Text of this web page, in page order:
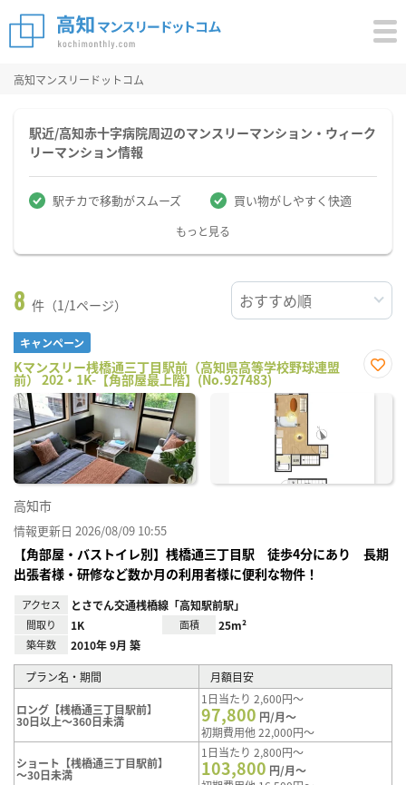
高知マンスリードットコム
駅近/高知赤十字病院周辺のマンスリーマンション・ウィーク
リーマンション情報
駅チカで移動がスムーズ 買い物がしやすく快適
もっと見る
8 件（1/1ページ）
キャンペーン
Kマンスリー桟橋通三丁目駅前（高知県高等学校野球連盟
前） 202・1K-【角部屋最上階】(No.927483)
に入
高知市
情報更新日 2026/08/09 10:55
【角部屋・バストイレ別】桟橋通三丁目駅 徒歩4分にあり 長期
出張者様・研修など数か月の利用者様に便利な物件！
アクセス とさでん交通桟橋線「高知駅前駅」
間取り 1K 面積 25m²
築年数 2010年 9月 築
プラン名・期間 月額目安
ロング【桟橋通三丁目駅前】
30日以上～360日未満
1日当たり 2,600円～
97,800 円/月～
初期費用他 22,000円～
ショート【桟橋通三丁目駅前】
～30日未満
1日当たり 2,800円～
103,800 円/月～